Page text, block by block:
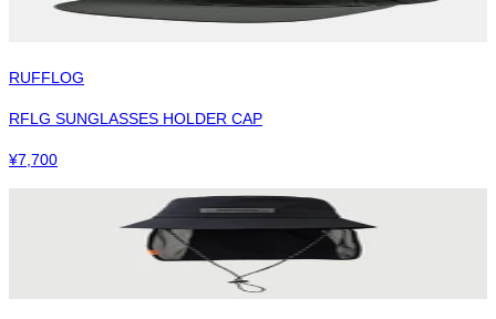
RUFFLOG
RFLG SUNGLASSES HOLDER CAP
¥7,700